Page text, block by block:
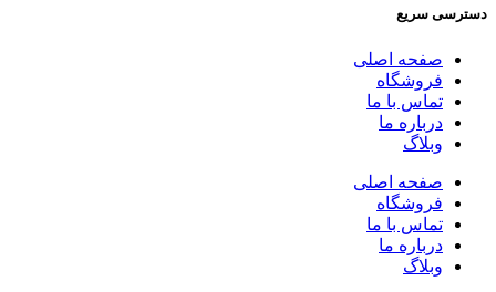
دسترسی سریع
صفحه اصلی
فروشگاه
تماس با ما
درباره ما
وبلاگ
صفحه اصلی
فروشگاه
تماس با ما
درباره ما
وبلاگ